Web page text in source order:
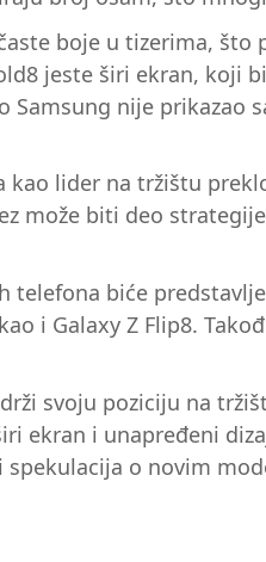
boje u tizerima, što
jeste širi ekran,
nije prikazao
lider na tržištu
može biti deo
biće
i Galaxy Z Flip8.
svoju poziciju na
ekran i unapređeni
o novim